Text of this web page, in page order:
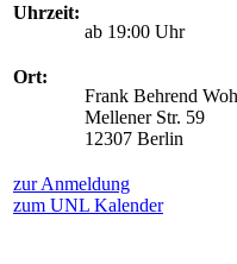
Uhrzeit:
ab 19:00 Uhr
Ort:
Frank Behrend
Mellener Str. 59
12307 Berlin
zur Anmeldung
zum UNL Kalender